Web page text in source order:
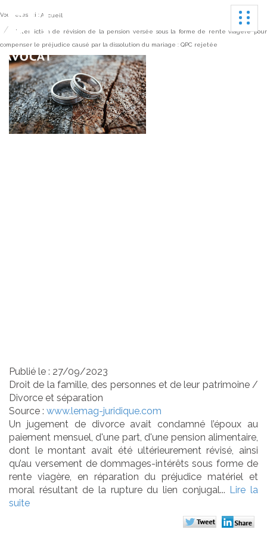
Vous êtes ici :Accueil
Interdiction de révision de la pension versée sous la forme de rente viagère pour
compenser le préjudice causé par la dissolution du mariage : QPC rejetée
Publié le : 27/09/2023
Droit de la famille, des personnes et de leur patrimoine/
Divorce et séparation
Source : www.lemag-juridique.com
Un jugement de divorce avait condamné l’époux au
paiement mensuel, d'une part, d'une pension alimentaire,
dont le montant avait été ultérieurement révisé, ainsi
qu’au versement de dommages-intérêts sous forme de
rente viagère, en réparation du préjudice matériel et
moral résultant de la rupture du lien conjugal... Lire la
suite